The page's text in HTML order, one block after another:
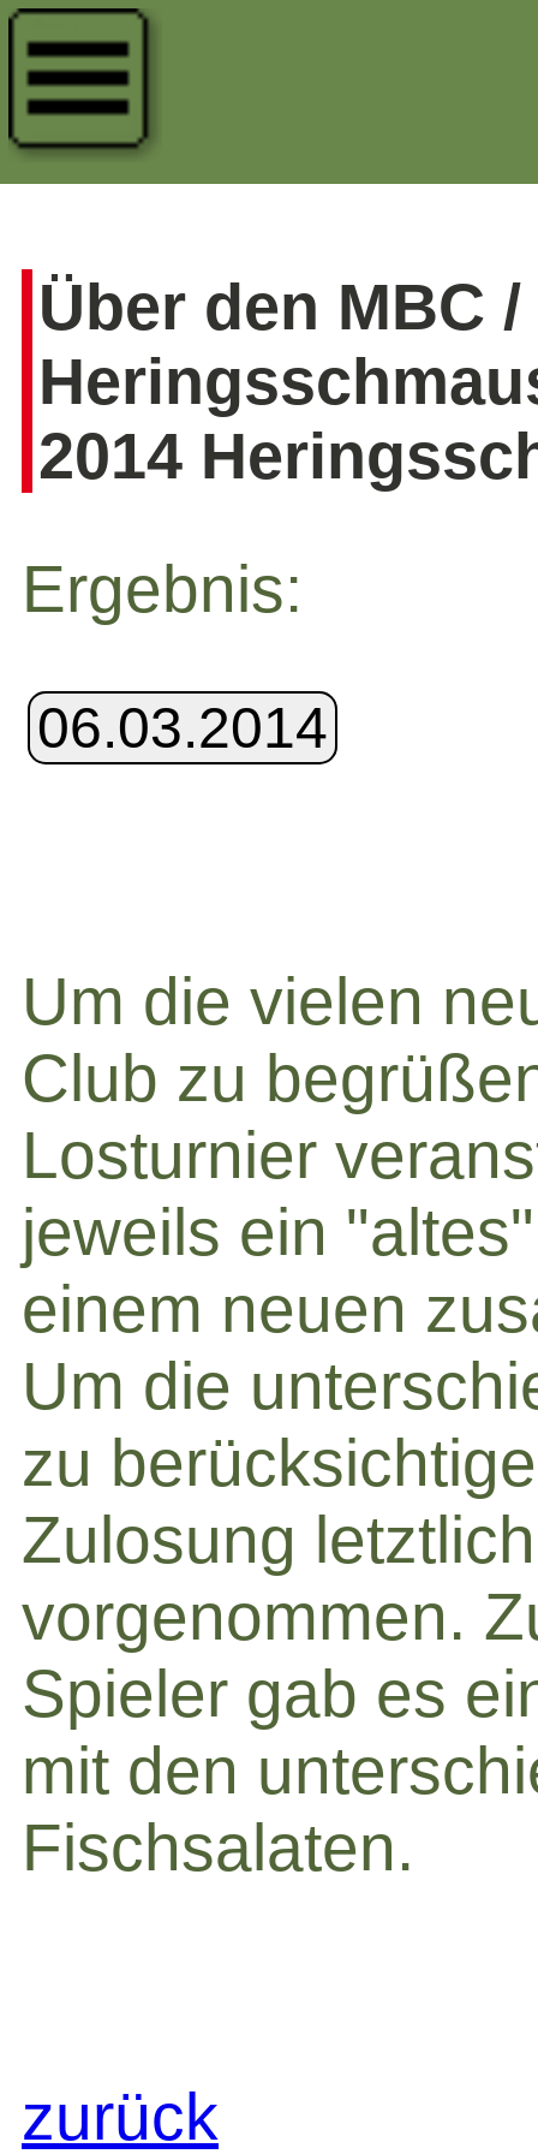
Über den MBC /
2014
Ergebnis:
Um die vielen
Club zu
Losturnier
jeweils ein
einem neuen
Um die
zu
Zulosung
vorgenommen.
Spieler gab es
mit den
Fischsalaten.
zurück